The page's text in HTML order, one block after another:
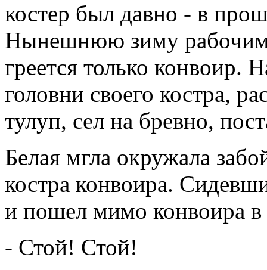
костер был давно - в
Нынешнюю зиму рабочим
греется только конвоир.
головни своего костра,
тулуп, сел на бревно,
Белая мгла окружала
костра конвоира.
и пошел мимо конвоира в
- Стой! Стой!